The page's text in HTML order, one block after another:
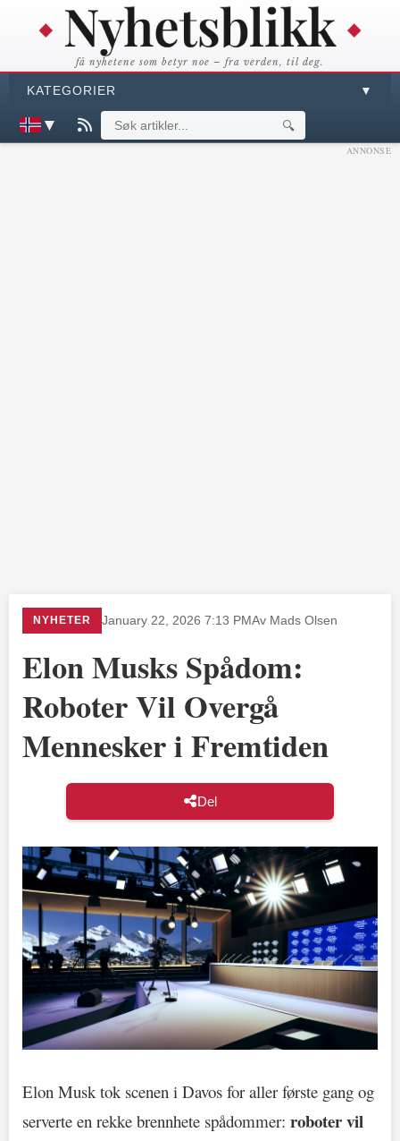
få nyhetene som betyr noe – fra verden, til deg.
KATEGORIER ▼
▼ 🔍
ANNONSE
NYHETER January 22, 2026 7:13 PMAv Mads Olsen
Elon Musks Spådom:
Roboter Vil Overgå
Mennesker i Fremtiden
Del
Elon Musk tok scenen i Davos for aller første gang og
serverte en rekke brennhete spådommer: roboter vil